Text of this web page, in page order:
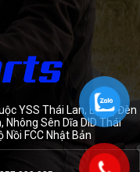
YSS Thái Lan, Bóng Đèn
Sên Dĩa DID Thái
Nồi FCC Nhật Bản